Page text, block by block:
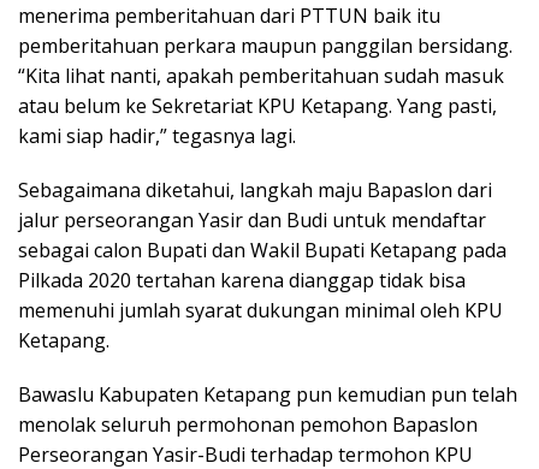
menerima pemberitahuan dari PTTUN baik itu
pemberitahuan perkara maupun panggilan bersidang.
“Kita lihat nanti, apakah pemberitahuan sudah masuk
atau belum ke Sekretariat KPU Ketapang. Yang pasti,
kami siap hadir,” tegasnya lagi.
Sebagaimana diketahui, langkah maju Bapaslon dari
jalur perseorangan Yasir dan Budi untuk mendaftar
sebagai calon Bupati dan Wakil Bupati Ketapang pada
Pilkada 2020 tertahan karena dianggap tidak bisa
memenuhi jumlah syarat dukungan minimal oleh KPU
Ketapang.
Bawaslu Kabupaten Ketapang pun kemudian pun telah
menolak seluruh permohonan pemohon Bapaslon
Perseorangan Yasir-Budi terhadap termohon KPU